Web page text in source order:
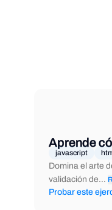
Aprende
javascript
Domina el arte
validación de…
Probar este